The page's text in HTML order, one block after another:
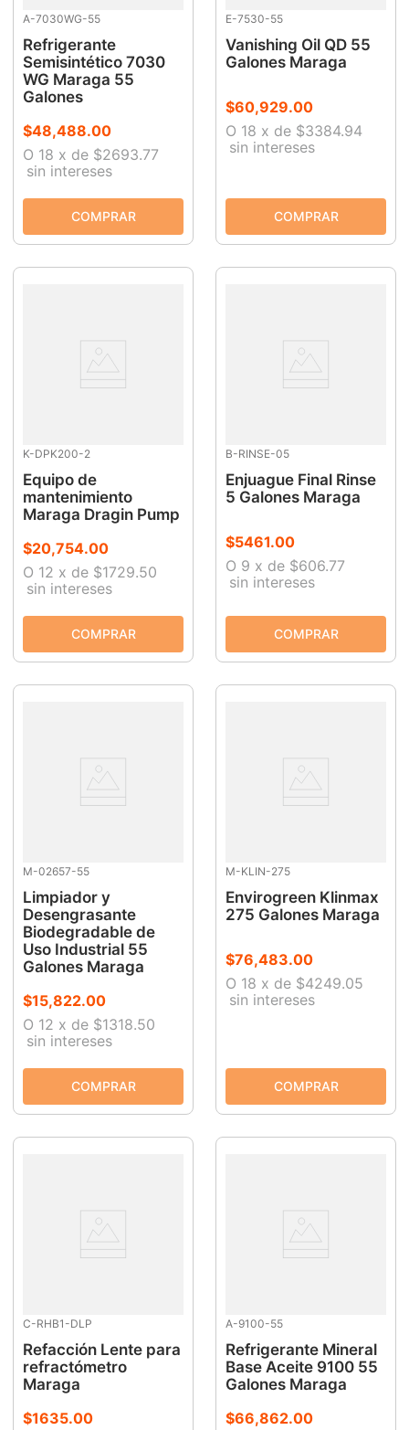
A-7030WG-55
Refrigerante
Semisintético 7030
WG Maraga 55
Galones
$48,488.00
O 18 x de $2693.77
sin intereses
E-7530-55
Vanishing Oil QD 55
Galones Maraga
$60,929.00
O 18 x de $3384.94
sin intereses
K-DPK200-2
Equipo de
mantenimiento
Maraga Dragin Pump
$20,754.00
O 12 x de $1729.50
sin intereses
B-RINSE-05
Enjuague Final Rinse
5 Galones Maraga
$5461.00
O 9 x de $606.77
sin intereses
M-02657-55
Limpiador y
Desengrasante
Biodegradable de
Uso Industrial 55
Galones Maraga
$15,822.00
O 12 x de $1318.50
sin intereses
M-KLIN-275
Envirogreen Klinmax
275 Galones Maraga
$76,483.00
O 18 x de $4249.05
sin intereses
C-RHB1-DLP
Refacción Lente para
refractómetro
Maraga
$1635.00
A-9100-55
Refrigerante Mineral
Base Aceite 9100 55
Galones Maraga
$66,862.00